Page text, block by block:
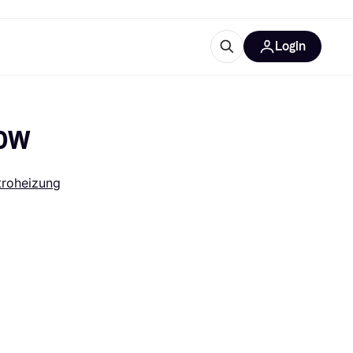
Login